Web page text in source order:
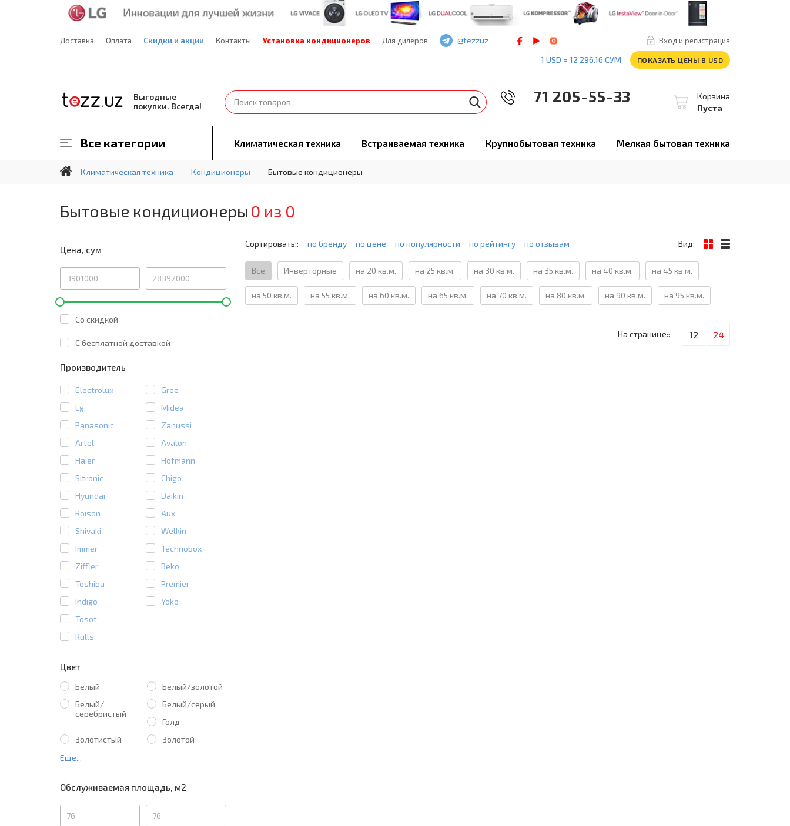
Доставка Оплата Скидки и акции Контакты Установка кондиционеров Для дилеров Вход и регистрация
@tezzuz
1 USD = 12 296.16 СУМ
ПОКАЗАТЬ ЦЕНЫ В USD
Выгодные
покупки. Всегда!
Корзина
Пуста
71 205-55-33
Все категории Климатическая техника Встраиваемая техника Крупнобытовая техника Мелкая бытовая техника
Климатическая техника Кондиционеры Бытовые кондиционеры
Бытовые кондиционеры 0 из 0
Цена, сум
Со скидкой
C бесплатной доставкой
Производитель
Electrolux
Gree
Lg
Midea
Panasonic
Zanussi
Artel
Avalon
Haier
Hofmann
Sitronic
Chigo
Hyundai
Daikin
Roison
Aux
Shivaki
Welkin
Immer
Technobox
Ziffler
Beko
Toshiba
Premier
Indigo
Yoko
Tosot
Rulls
Цвет
Белый
Белый/золотой
Белый/
серебристый
Белый/серый
Голд
Золотистый
Золотой
Еще...
Обслуживаемая площадь, м2
Сортировать:: по бренду по цене по популярности по рейтингу по отзывам
Все Инверторные на 20 кв.м. на 25 кв.м. на 30 кв.м. на 35 кв.м. на 40 кв.м. на 45 кв.м.
на 50 кв.м. на 55 кв.м. на 60 кв.м. на 65 кв.м. на 70 кв.м. на 80 кв.м. на 90 кв.м. на 95 кв.м.
Вид:
На странице:: 12 24